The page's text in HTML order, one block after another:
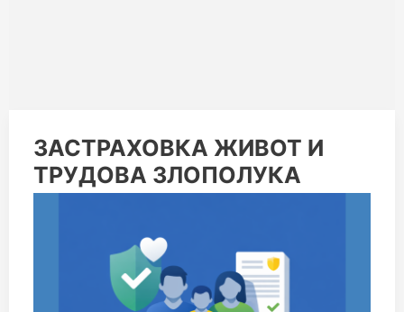
ЗАСТРАХОВКА ЖИВОТ И
ТРУДОВА ЗЛОПОЛУКА
ЗАСТРАХОВКА
ЖИВОТ
И
ТРУДОВА